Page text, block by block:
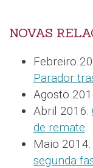
NOVAS
Febreiro
Parador
Agosto
Abril 2016:
de remate
Maio 2014:
segunda